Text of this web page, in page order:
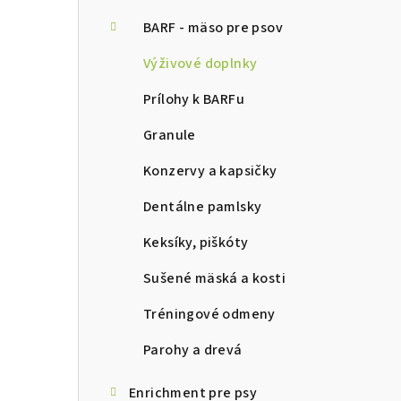
BARF - mäso pre psov
Výživové doplnky
Prílohy k BARFu
Granule
Konzervy a kapsičky
Dentálne pamlsky
Keksíky, piškóty
Sušené mäská a kosti
Tréningové odmeny
Parohy a drevá
Enrichment pre psy